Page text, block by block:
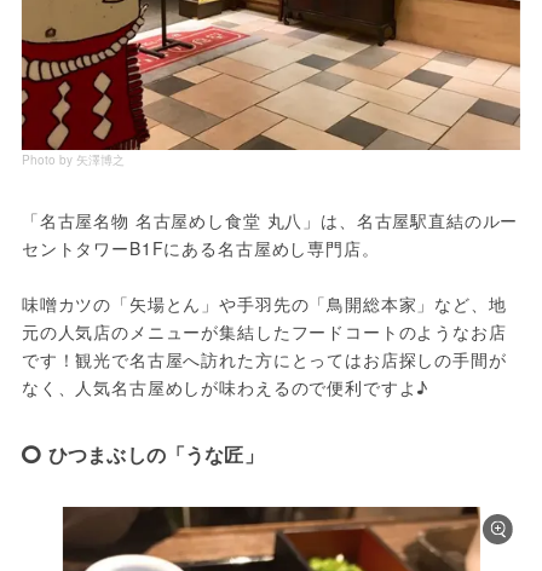
Photo by 矢澤博之
「名古屋名物 名古屋めし食堂 丸八」は、名古屋駅直結のルー
セントタワーB1Fにある名古屋めし専門店。
味噌カツの「矢場とん」や手羽先の「鳥開総本家」など、地
元の人気店のメニューが集結したフードコートのようなお店
です！観光で名古屋へ訪れた方にとってはお店探しの手間が
なく、人気名古屋めしが味わえるので便利ですよ♪
ひつまぶしの「うな匠」